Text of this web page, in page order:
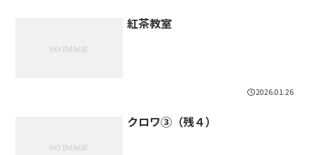
紅茶教室
2026.01.26
クロワ③（残４）